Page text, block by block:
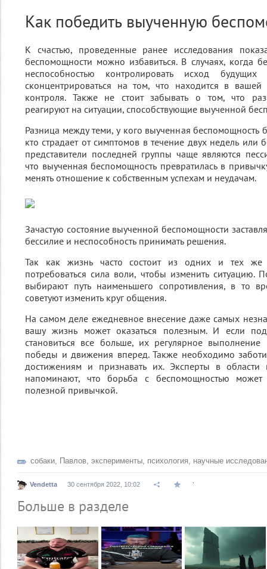
Как победить выученную
К счастью, проведенные ранее исследования
беспомощности можно избавиться. В случаях, когда
неспособностью контролировать исход
сконцентрироваться на том, что находится в вашей
контроля. Также не стоит забывать о том, что
реагируют на ситуации, способствующие выученной
Разница между теми, у кого выученная беспомощность
кто страдает от симптомов в течение двух недель или
представители последней группы чаще являются
что выученная беспомощность превратилась в
менять отношение к собственным успехам и неудачам.
Зачастую состояние выученной беспомощности
бессилие и неспособность принимать решения.
Так как жизнь часто состоит из одних и тех
потребоваться сила воли, чтобы изменить ситуацию.
выбирают путь наименьшего сопротивления, в то
советуют изменить круг общения.
На самом деле ежедневное внесение даже самых
вашу жизнь может оказаться полезным. И если
становиться все больше, их регулярное
победы и движения вперед. Также необходимо
достижениям и признавать их. Эксперты в области
напоминают, что борьба с беспомощностью
полезной привычкой.
собаки, Павлов, эксперименты, психология, научные
Vendetta 30 сентября 2022, 10:02
Больше в разделе